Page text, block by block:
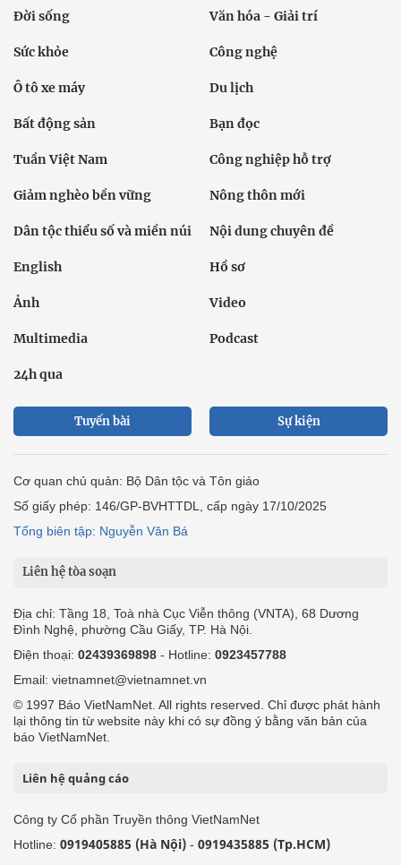
Đời sống Văn hóa - Giải trí
Sức khỏe Công nghệ
Ô tô xe máy Du lịch
Bất động sản Bạn đọc
Tuần Việt Nam Công nghiệp hỗ trợ
Giảm nghèo bền vững Nông thôn mới
Dân tộc thiểu số và miền núi Nội dung chuyên đề
English Hồ sơ
Ảnh Video
Multimedia Podcast
24h qua
Tuyến bài Sự kiện
Cơ quan chủ quản: Bộ Dân tộc và Tôn giáo
Số giấy phép: 146/GP-BVHTTDL, cấp ngày 17/10/2025
Tổng biên tập: Nguyễn Văn Bá
Liên hệ tòa soạn
Địa chỉ: Tầng 18, Toà nhà Cục Viễn thông (VNTA), 68 Dương
Đình Nghệ, phường Cầu Giấy, TP. Hà Nội.
Điện thoại: 02439369898 - Hotline: 0923457788
Email: vietnamnet@vietnamnet.vn
© 1997 Báo VietNamNet. All rights reserved. Chỉ được phát hành
lại thông tin từ website này khi có sự đồng ý bằng văn bản của
báo VietNamNet.
Liên hệ quảng cáo
Công ty Cổ phần Truyền thông VietNamNet
Hotline: 0919405885 (Hà Nội) - 0919435885 (Tp.HCM)